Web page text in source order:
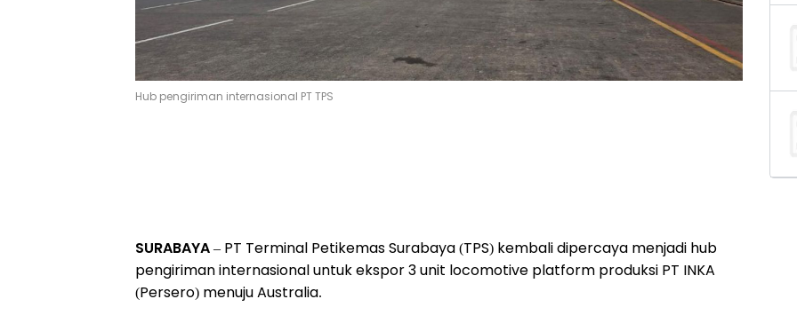
Hub pengiriman internasional PT TPS
SURABAYA– PT Terminal Petikemas Surabaya (TPS) kembali dipercaya menjadi hub
pengiriman internasional untuk ekspor 3 unit locomotive platform produksi PT INKA
(Persero) menuju Australia.